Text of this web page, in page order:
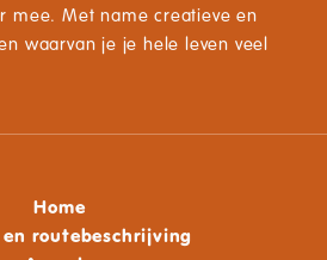
mee. Met name creatieve en
waarvan je je hele leven veel
Home
routebeschrijving